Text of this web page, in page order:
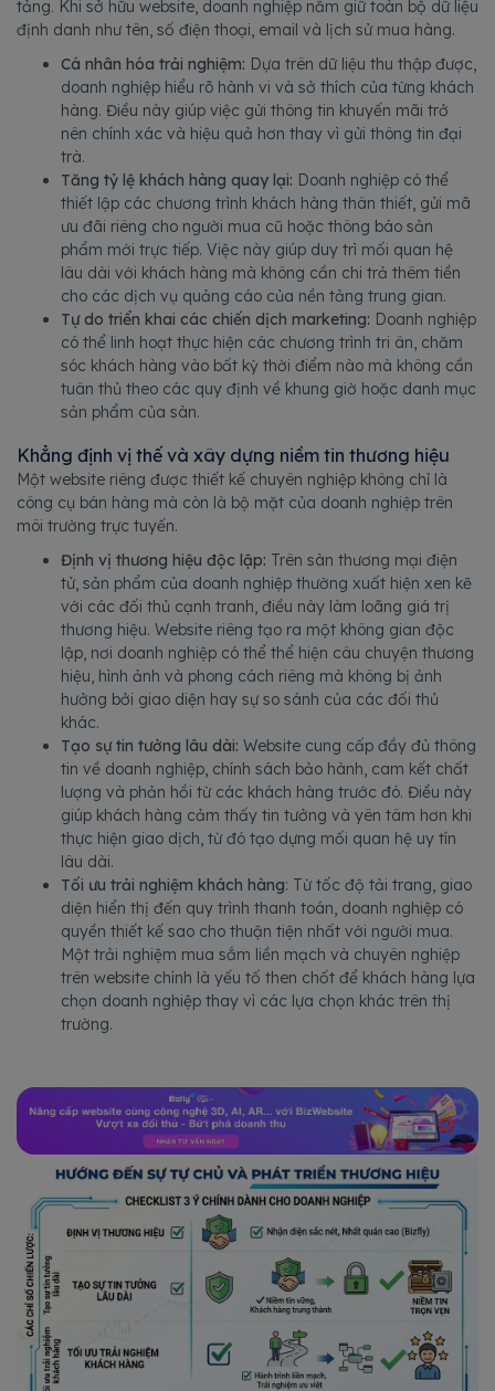
tảng. Khi sở hữu website, doanh nghiệp nắm giữ toàn bộ dữ liệu
định danh như tên, số điện thoại, email và lịch sử mua hàng.
Cá nhân hóa trải nghiệm: Dựa trên dữ liệu thu thập được,
doanh nghiệp hiểu rõ hành vi và sở thích của từng khách
hàng. Điều này giúp việc gửi thông tin khuyến mãi trở
nên chính xác và hiệu quả hơn thay vì gửi thông tin đại
trà.
Tăng tỷ lệ khách hàng quay lại: Doanh nghiệp có thể
thiết lập các chương trình khách hàng thân thiết, gửi mã
ưu đãi riêng cho người mua cũ hoặc thông báo sản
phẩm mới trực tiếp. Việc này giúp duy trì mối quan hệ
lâu dài với khách hàng mà không cần chi trả thêm tiền
cho các dịch vụ quảng cáo của nền tảng trung gian.
Tự do triển khai các chiến dịch marketing: Doanh nghiệp
có thể linh hoạt thực hiện các chương trình tri ân, chăm
sóc khách hàng vào bất kỳ thời điểm nào mà không cần
tuân thủ theo các quy định về khung giờ hoặc danh mục
sản phẩm của sàn.
Khẳng định vị thế và xây dựng niềm tin thương hiệu
Một website riêng được thiết kế chuyên nghiệp không chỉ là
công cụ bán hàng mà còn là bộ mặt của doanh nghiệp trên
môi trường trực tuyến.
Định vị thương hiệu độc lập: Trên sàn thương mại điện
tử, sản phẩm của doanh nghiệp thường xuất hiện xen kẽ
với các đối thủ cạnh tranh, điều này làm loãng giá trị
thương hiệu. Website riêng tạo ra một không gian độc
lập, nơi doanh nghiệp có thể thể hiện câu chuyện thương
hiệu, hình ảnh và phong cách riêng mà không bị ảnh
hưởng bởi giao diện hay sự so sánh của các đối thủ
khác.
Tạo sự tin tưởng lâu dài: Website cung cấp đầy đủ thông
tin về doanh nghiệp, chính sách bảo hành, cam kết chất
lượng và phản hồi từ các khách hàng trước đó. Điều này
giúp khách hàng cảm thấy tin tưởng và yên tâm hơn khi
thực hiện giao dịch, từ đó tạo dựng mối quan hệ uy tín
lâu dài.
Tối ưu trải nghiệm khách hàng: Từ tốc độ tải trang, giao
diện hiển thị đến quy trình thanh toán, doanh nghiệp có
quyền thiết kế sao cho thuận tiện nhất với người mua.
Một trải nghiệm mua sắm liền mạch và chuyên nghiệp
trên website chính là yếu tố then chốt để khách hàng lựa
chọn doanh nghiệp thay vì các lựa chọn khác trên thị
trường.